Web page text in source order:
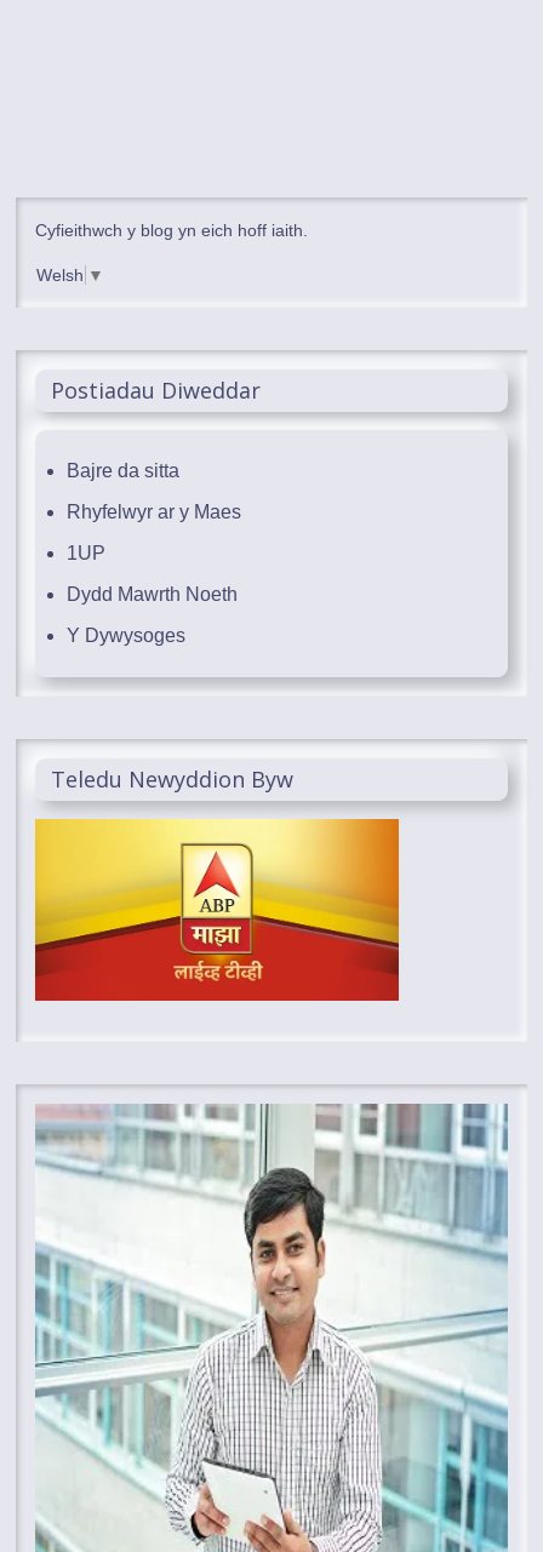
Cyfieithwch y blog yn eich hoff iaith.
Welsh ▼
Postiadau Diweddar
Bajre da sitta
Rhyfelwyr ar y Maes
1UP
Dydd Mawrth Noeth
Y Dywysoges
Teledu Newyddion Byw